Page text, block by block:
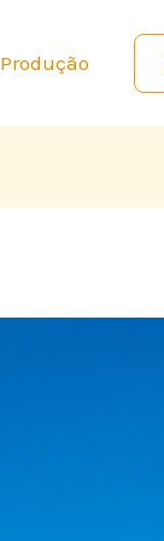
Produção